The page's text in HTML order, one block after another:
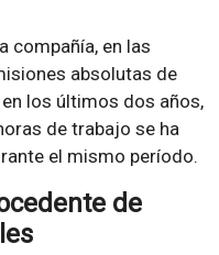
compañía, en las
absolutas de
los últimos dos años,
de trabajo se ha
el mismo período.
de